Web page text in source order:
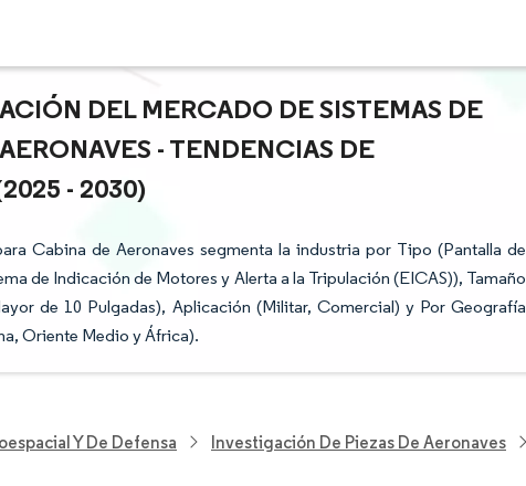
DEL MERCADO DE SISTEMAS DE
- TENDENCIAS DE
- 2030)
Cabina de Aeronaves segmenta la industria por Tipo (Pantalla de
de Indicación de Motores y Alerta a la Tripulación (EICAS)), Tamaño
de 10 Pulgadas), Aplicación (Militar, Comercial) y Por Geografía
Oriente Medio y África).
Y De Defensa Investigación De Piezas De Aeronaves